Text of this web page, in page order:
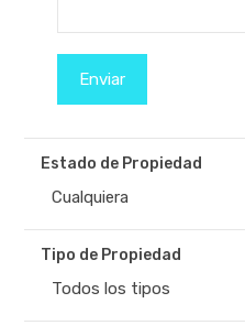
Estado de Propiedad
Cualquiera
Tipo de Propiedad
Todos los tipos